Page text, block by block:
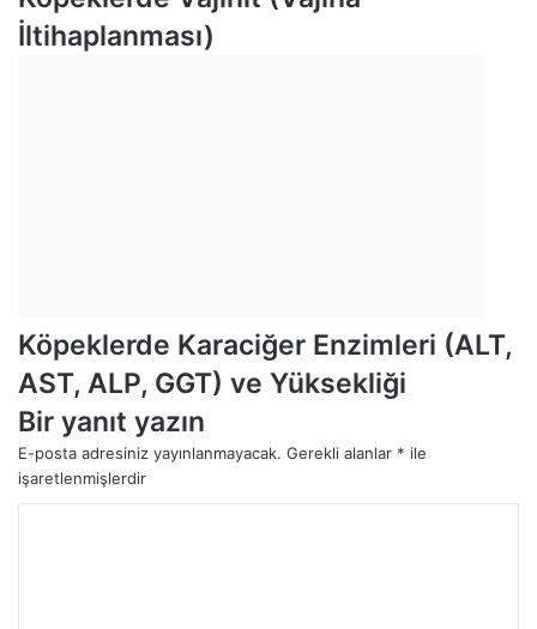
İltihaplanması)
Köpeklerde Karaciğer Enzimleri (ALT,
AST, ALP, GGT) ve Yüksekliği
Bir yanıt yazın
E-posta adresiniz yayınlanmayacak. Gerekli alanlar * ile
işaretlenmişlerdir